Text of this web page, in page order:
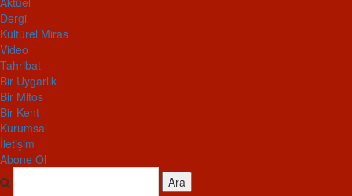
Dergi
Kültürel Miras
Video
Tahribat
Bir Uygarlık
Bir Mitos
Bir Kent
Kurumsal
İletişim
Abone Ol
Ara